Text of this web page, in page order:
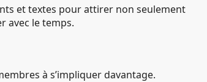
et textes pour attirer non seulement
avec le temps.
à s’impliquer davantage.